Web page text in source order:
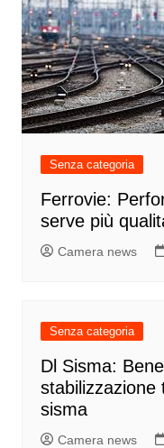
Senza categoria
Ferrovie:
serve più
Camera news
Senza categoria
Dl Sisma:
stabilizzazione
sisma
Camera news